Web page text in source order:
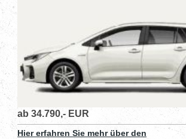
ab 34.790,- EUR
Hier erfahren Sie mehr über den